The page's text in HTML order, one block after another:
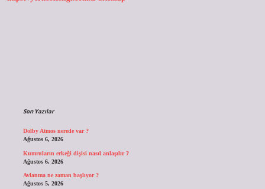
Sürer
Son Yazılar
Dolby Atmos nerede var ?
Ağustos 6, 2026
Kumruların erkeği dişisi nasıl anlaşılır ?
Ağustos 6, 2026
Avlanma ne zaman başlıyor ?
Ağustos 5, 2026